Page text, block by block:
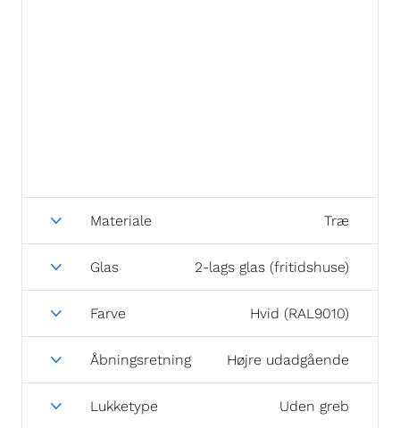
Materiale Træ
Glas 2-lags glas (fritidshuse)
Farve Hvid (RAL9010)
Åbningsretning Højre udadgående
Lukketype Uden greb